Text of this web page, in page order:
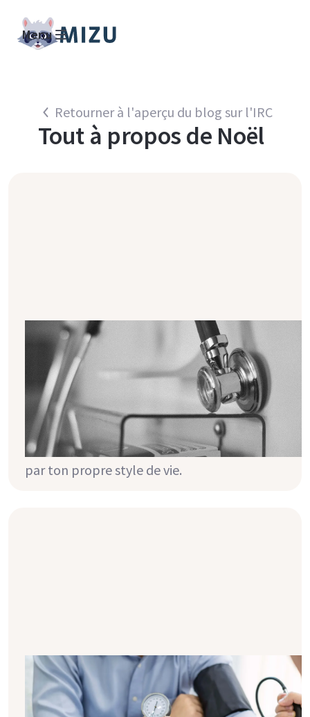
Menu
Retourner à l'aperçu du blog sur l'IRC
Tout à propos de Noël
Maladies secondaires à la maladie
rénale chronique
La maladie rénale peut entraîner de
nombreuses complications. Ne te méprends
pas, il ne faut pas que tu aies peur. Mais il est
important que tu saches que tu peux
contrôler et éviter de nombreuses choses
par ton propre style de vie.
14 conseils efficaces pour baisser ta
tension artérielle
De nombreuses personnes souffrant d'une